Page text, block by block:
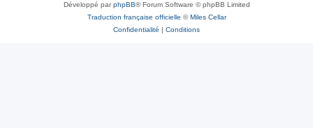
Développé parphpBB® Forum Software © phpBB Limited
Traduction française officielle ©Miles Cellar
Confidentialité | Conditions